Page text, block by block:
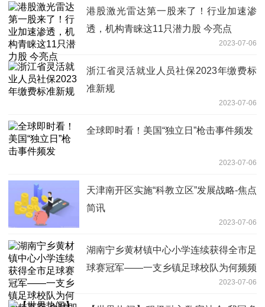
港股激光雷达第一股来了！行业加速渗
透，机构青睐这11只潜力股 今亮点
2023-07-06
浙江省灵活就业人员社保2023年缴费标
准新规
2023-07-06
全球即时看！美国“独立日”枪击事件频发
2023-07-06
天津南开区实施“科教立区”发展战略-焦点
简讯
2023-07-06
湖南宁乡黄材镇中心小学连续获得全市足
球赛冠军——一支乡镇足球校队为何频频
2023-07-06